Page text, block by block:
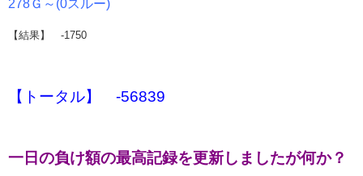
278Ｇ～(0スルー)
【結果】 -1750
【トータル】 -56839
一日の負け額の最高記録を更新しましたが何か？